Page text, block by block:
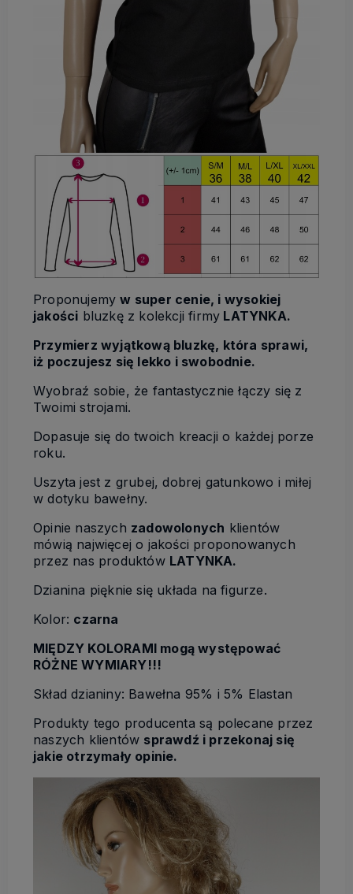
Proponujemyw super cenie, i wysokiej
jakości bluzkę z kolekcji firmy LATYNKA.
Przymierz wyjątkową bluzkę, która sprawi,
iż poczujesz się lekko i swobodnie.
Wyobraź sobie, że fantastycznie łączy się z
Twoimi strojami.
Dopasuje się do twoich kreacji o każdej porze
roku.
Uszyta jest z grubej, dobrej gatunkowo i miłej
w dotyku bawełny.
Opinie naszych zadowolonych klientów
mówią najwięcej o jakości proponowanych
przez nas produktów LATYNKA.
Dzianina pięknie się układa na figurze.
Kolor: czarna
MIĘDZY KOLORAMI mogą występować
RÓŻNE WYMIARY!!!
Skład dzianiny: Bawełna 95% i 5% Elastan
Produkty tego producenta są polecane przez
naszych klientów sprawdź i przekonaj się
jakie otrzymały opinie.